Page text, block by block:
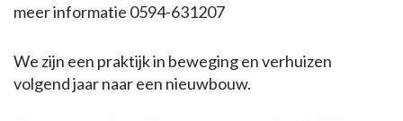
meer informatie 0594-631207
We zijn een praktijk in beweging en verhuizen
volgend jaar naar een nieuwbouw.